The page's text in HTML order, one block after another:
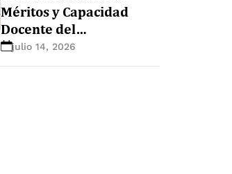
Mental
Méritos y Capacidad
Docente del
Departamento
Académico de Clínicas
julio 14, 2026